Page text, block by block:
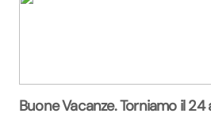
Buone Vacanze. Torniamo il 24